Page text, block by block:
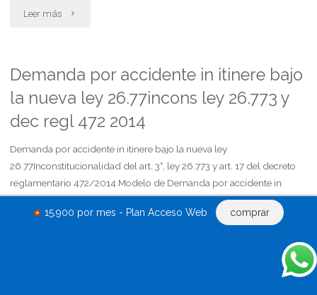
15.900 por mes - Plan Acceso Web comprar
Leer más "Demanda
fijacion
de
cuota
de
alimentos
2"
Demanda por accidente in itinere bajo
la nueva ley 26.77incons ley 26.773 y
dec regl 472 2014
Demanda por accidente in itinere bajo la nueva ley
26.77Inconstitucionalidad del art. 3°, ley 26.773 y art. 17 del decreto
reglamentario 472/2014 Modelo de Demanda por accidente in
itinere Bajo la nueva ley 26.77Inconstitucionalidad del art. 3°, ley
26.773 y su decreto reglamentario 472/2014 Sr. Juez: ……………,